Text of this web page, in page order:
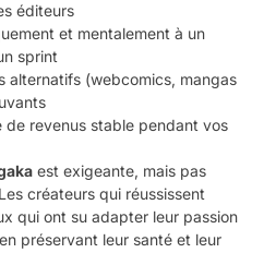
éditeurs
et mentalement à un
sprint
alternatifs (webcomics, mangas
de revenus stable pendant vos
est exigeante, mais pas
créateurs qui réussissent
qui ont su adapter leur passion
préservant leur santé et leur